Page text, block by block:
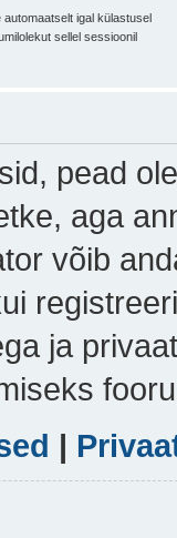
automaatselt igal külastusel
sellel sessioonil
pead
aga
võib
ja
|